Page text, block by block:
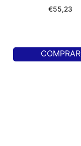
€55,23
COMPRAR